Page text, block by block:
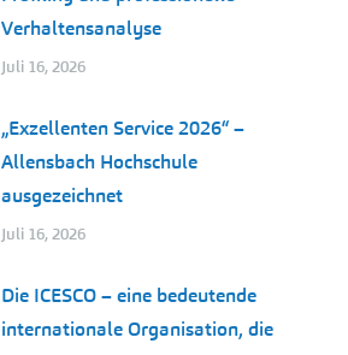
Verhaltensanalyse
Juli 16, 2026
„Exzellenten Service 2026“ –
Allensbach Hochschule
ausgezeichnet
Juli 16, 2026
Die ICESCO – eine bedeutende
internationale Organisation, die